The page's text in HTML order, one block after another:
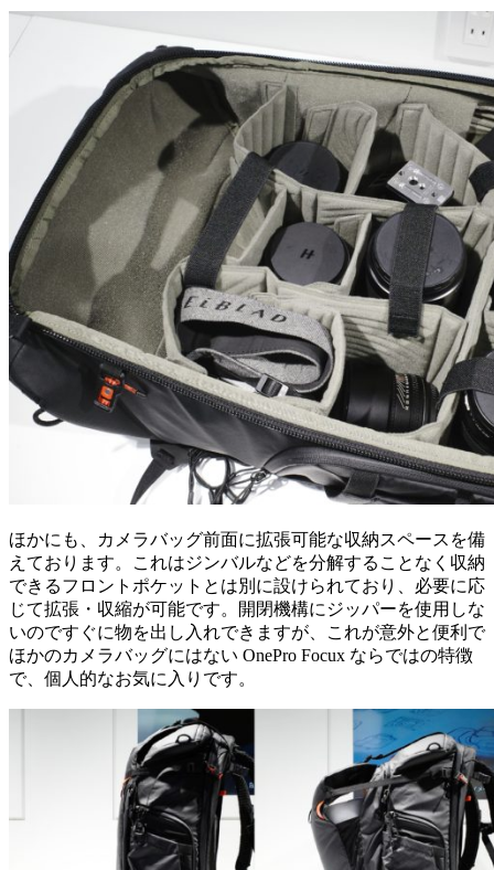
ほかにも、カメラバッグ前面に拡張可能な収納スペースを備
えております。これはジンバルなどを分解することなく収納
できるフロントポケットとは別に設けられており、必要に応
じて拡張・収縮が可能です。開閉機構にジッパーを使用しな
いのですぐに物を出し入れできますが、これが意外と便利で
ほかのカメラバッグにはない OnePro Focux ならではの特徴
で、個人的なお気に入りです。